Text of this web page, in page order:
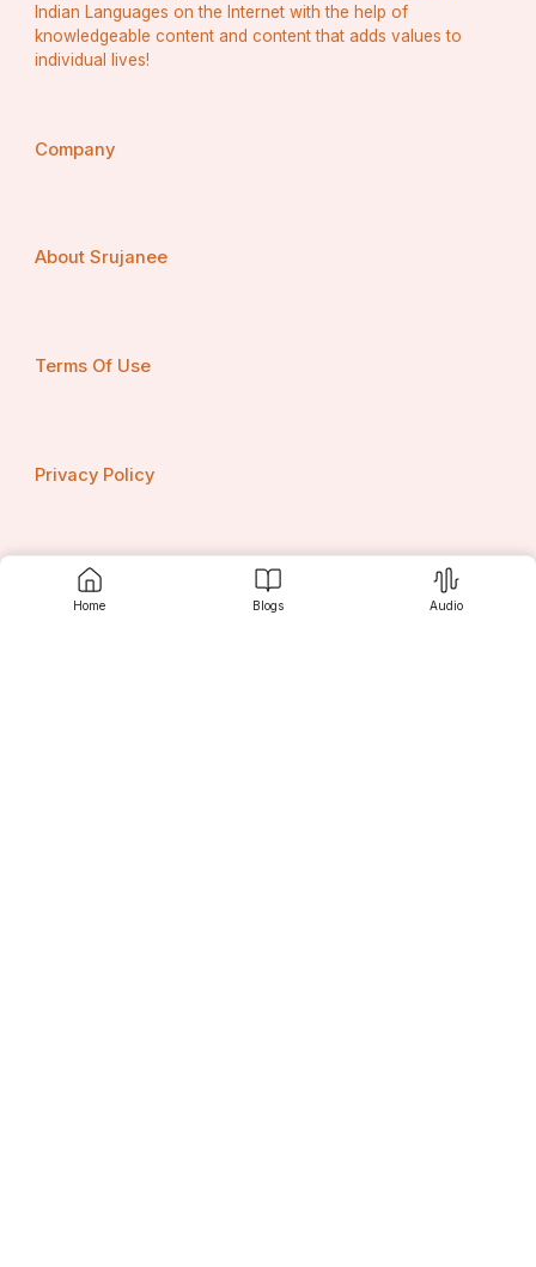
Home Blogs Audio
Indian Languages on the Internet with the help of
knowledgeable content and content that adds values to
individual lives!
Company
About Srujanee
Terms Of Use
Privacy Policy
Contact us